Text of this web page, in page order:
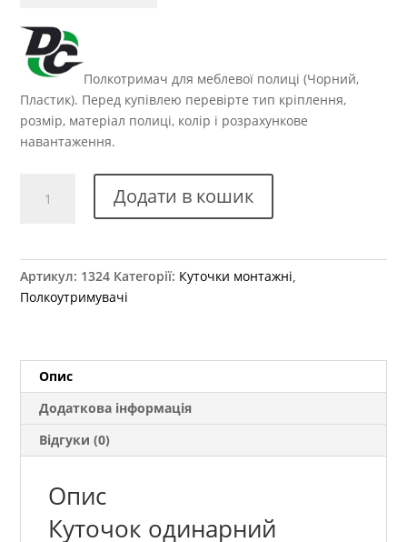
Полкотримач для меблевої полиці (Чорний,
Пластик). Перед купівлею перевірте тип кріплення,
розмір, матеріал полиці, колір і розрахункове
навантаження.
одинарний
пластиковий
кількість
Додати в кошик
Артикул: 1324 Категорії: Куточки монтажні
Полкоутримувачі
Опис
Додаткова інформація
Відгуки (0)
Опис
Куточок одинарний